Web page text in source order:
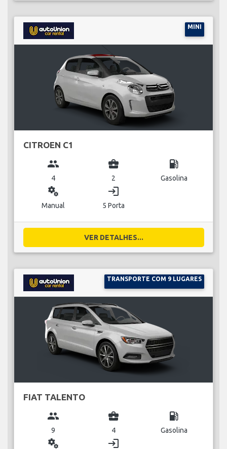
MINI
CITROEN C1
group
4
business_center
2
local_gas_station
Gasolina
miscellaneous_services
Manual
login
5 Porta
VER DETALHES...
TRANSPORTE COM 9 LUGARES
FIAT TALENTO
group
9
business_center
4
local_gas_station
Gasolina
miscellaneous_services login